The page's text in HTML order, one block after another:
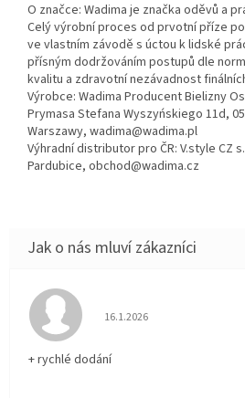
O značce: Wadima je značka oděvů a
Celý výrobní proces od prvotní příze
ve vlastním závodě s úctou k lidské
přísným dodržováním postupů dle
kvalitu a zdravotní nezávadnost
Výrobce: Wadima Producent Bielizny
Prymasa Stefana Wyszyńskiego 11d,
Warszawy, wadima@wadima.pl
Výhradní distributor pro ČR: V.style CZ
Pardubice, obchod@wadima.cz
Hodnocení obchodu je 5 z
16.1.2026
+ rychlé dodání